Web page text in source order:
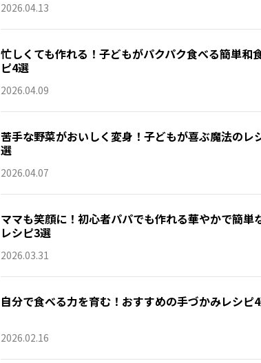
2026.04.13
忙しくても作れる！子どもがパクパク食べる簡単和
ピ4選
2026.04.09
苦手な野菜がおいしく変身！子どもが喜ぶ魔法のレ
選
2026.04.07
ママも笑顔に！初心者パパでも作れる華やかで簡単
レシピ3選
2026.03.31
自分で食べる力を育む！おすすめの手づかみレシピ
2026.02.16